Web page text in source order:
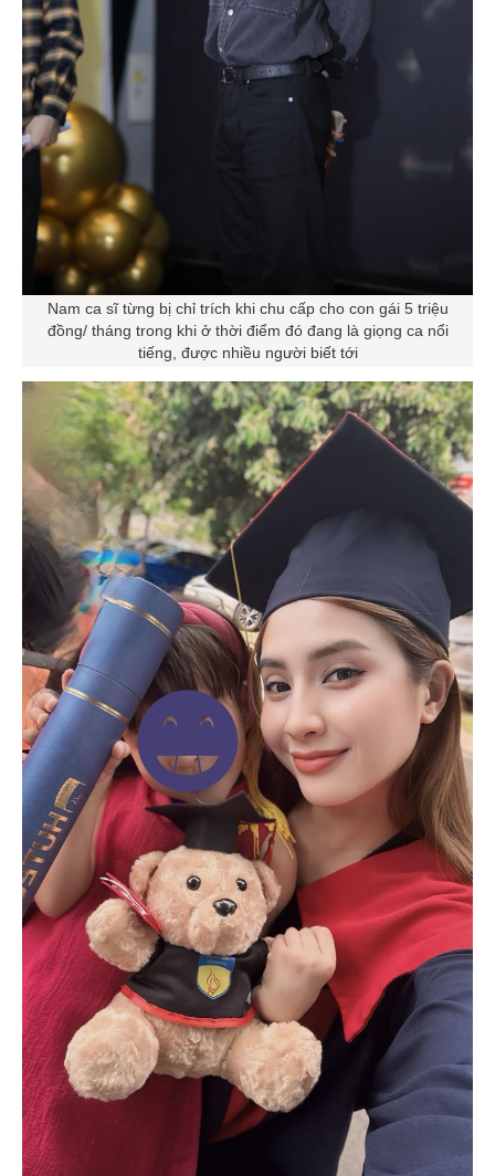
Nam ca sĩ từng bị chỉ trích khi chu cấp cho con gái 5 triệu
đồng/ tháng trong khi ở thời điểm đó đang là giọng ca nổi
tiếng, được nhiều người biết tới